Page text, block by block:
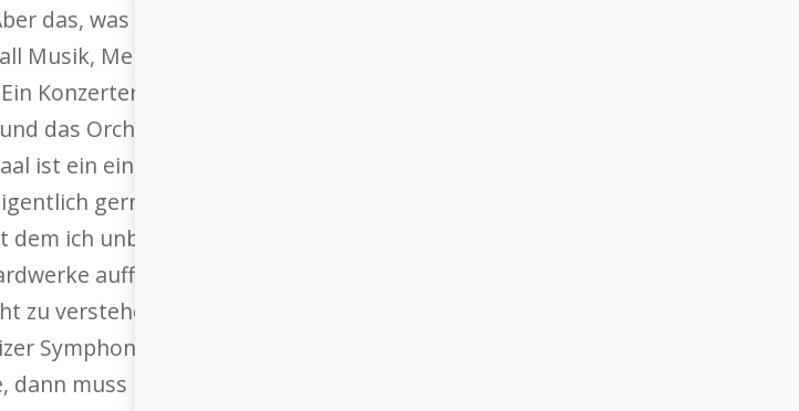
das, was den Menschen vom Tier unterscheidet, ist die
Menschen und einzelne Gruppen unterscheiden
Konzerterlebnis ist etwas, das man mit anderen teilt.
das Orchester spielt, theoretisch, aber das wäre nicht
ist ein einzigartiges Erlebnis, bei dem man Emotionen
gerne jedem Mut machen wollen, auch mal den
ich unbekannte Trouvaillen der Schweizer Klassik und
aufführe, zählt das Argument nicht, keine
verstehen. Denn bei uns im Konzert lassen sich auch
Symphonik ein. Wenn es mich als Zuhörerin und Zuhörer
muss ich die Partitur nicht verstehen oder mich mit